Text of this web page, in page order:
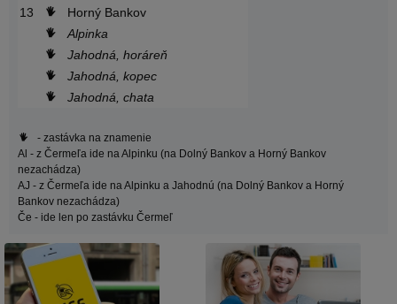
13
Horný Bankov
Alpinka
Jahodná, horáreň
Jahodná, kopec
Jahodná, chata
- zastávka na znamenie
Al - z Čermeľa ide na Alpinku (na Dolný Bankov a Horný Bankov
nezachádza)
AJ - z Čermeľa ide na Alpinku a Jahodnú (na Dolný Bankov a Horný
Bankov nezachádza)
Če - ide len po zastávku Čermeľ